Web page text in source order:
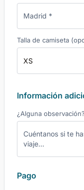
Talla de camiseta
XS
Información
¿Alguna observación?
Pago